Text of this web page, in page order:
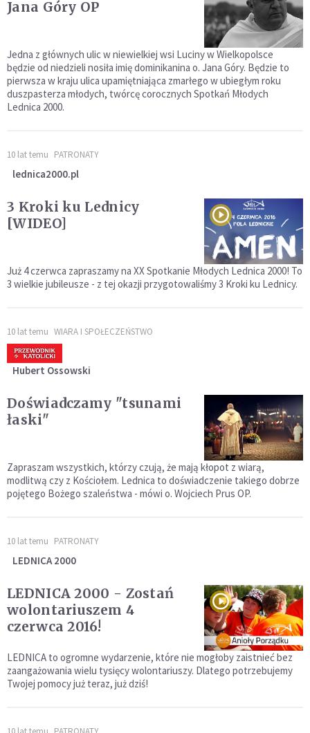
Jana Góry OP
Jedna z głównych ulic w niewielkiej wsi Luciny w Wielkopolsce
będzie od niedzieli nosiła imię dominikanina o. Jana Góry. Będzie to
pierwsza w kraju ulica upamiętniająca zmarłego w ubiegłym roku
duszpasterza młodych, twórcę corocznych Spotkań Młodych
Lednica 2000.
10 lat temu PATRONATY
lednica2000.pl
3 Kroki ku Lednicy
[WIDEO]
Już 4 czerwca zapraszamy na XX Spotkanie Młodych Lednica 2000! To
3 wielkie jubileusze - z tej okazji przygotowaliśmy 3 Kroki ku Lednicy.
10 lat temu WIARA I SPOŁECZEŃSTWO
Hubert Ossowski
Doświadczamy "tsunami
łaski"
Zapraszam wszystkich, którzy czują, że mają kłopot z wiarą,
modlitwą czy z Kościołem. Lednica to doświadczenie takiego dobrze
pojętego Bożego szaleństwa - mówi o. Wojciech Prus OP.
10 lat temu PATRONATY
LEDNICA 2000
LEDNICA 2000 - Zostań
wolontariuszem 4
czerwca 2016!
LEDNICA to ogromne wydarzenie, które nie mogłoby zaistnieć bez
zaangażowania wielu tysięcy wolontariuszy. Dlatego potrzebujemy
Twojej pomocy już teraz, już dziś!